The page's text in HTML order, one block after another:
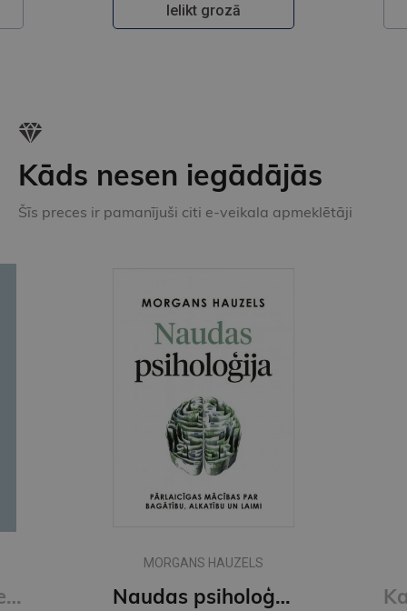
Ielikt grozā
Kāds nesen iegādājās
Šīs preces ir pamanījuši citi e-veikala apmeklētāji
Read People Like a Book : How to Analyze, Understand, and Predict People's Emotions, Thoughts, Inten
MORGANS HAUZELS
Naudas psiholoģija